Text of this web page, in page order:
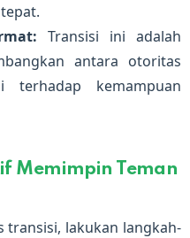
Transisi ini adalah
antara otoritas
terhadap kemampuan
Memimpin Teman
lakukan langkah-